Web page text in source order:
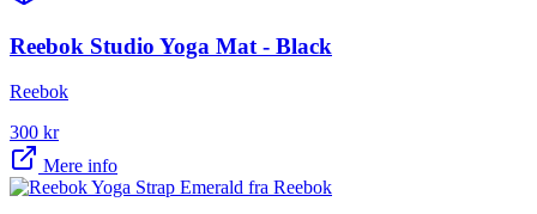
Reebok Studio Yoga Mat - Black
Reebok
300 kr
Mere info